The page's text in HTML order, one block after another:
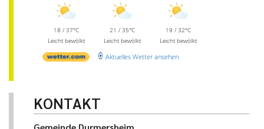
18 / 37°C
Leicht bewölkt
21 / 35°C
Leicht bewölkt
19 / 32°C
Leicht bewölkt
Aktuelles Wetter ansehen
KONTAKT